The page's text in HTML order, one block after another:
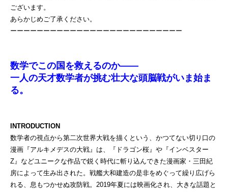
ございます。
あらかじめご了承ください。
ーーーーーーーーーーーーーーーーーーーーーーーーーー
数学でこの国を救えるのか――
一人の天才数学者が挑む壮大な頭脳戦がいま始ま
る。
INTRODUCTION
数学者の視点から第二次世界大戦を描くという、かつてない切り口の
漫画『アルキメデスの大戦』は、『ドラゴン桜』や『インベスター
Z』などユニークな作品で鋭く時代に斬り込んできた漫画家・三田紀
房によって生み出された。戦艦大和建造の是非をめぐって繰り広げら
れる、息もつかせぬ攻防戦。2019年夏には映画化され、大きな話題と